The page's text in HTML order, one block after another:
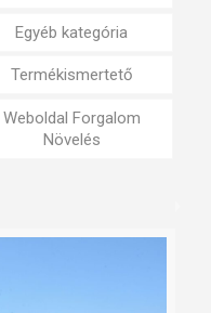
Egyéb kategória
Termékismertető
Weboldal Forgalom
Növelés